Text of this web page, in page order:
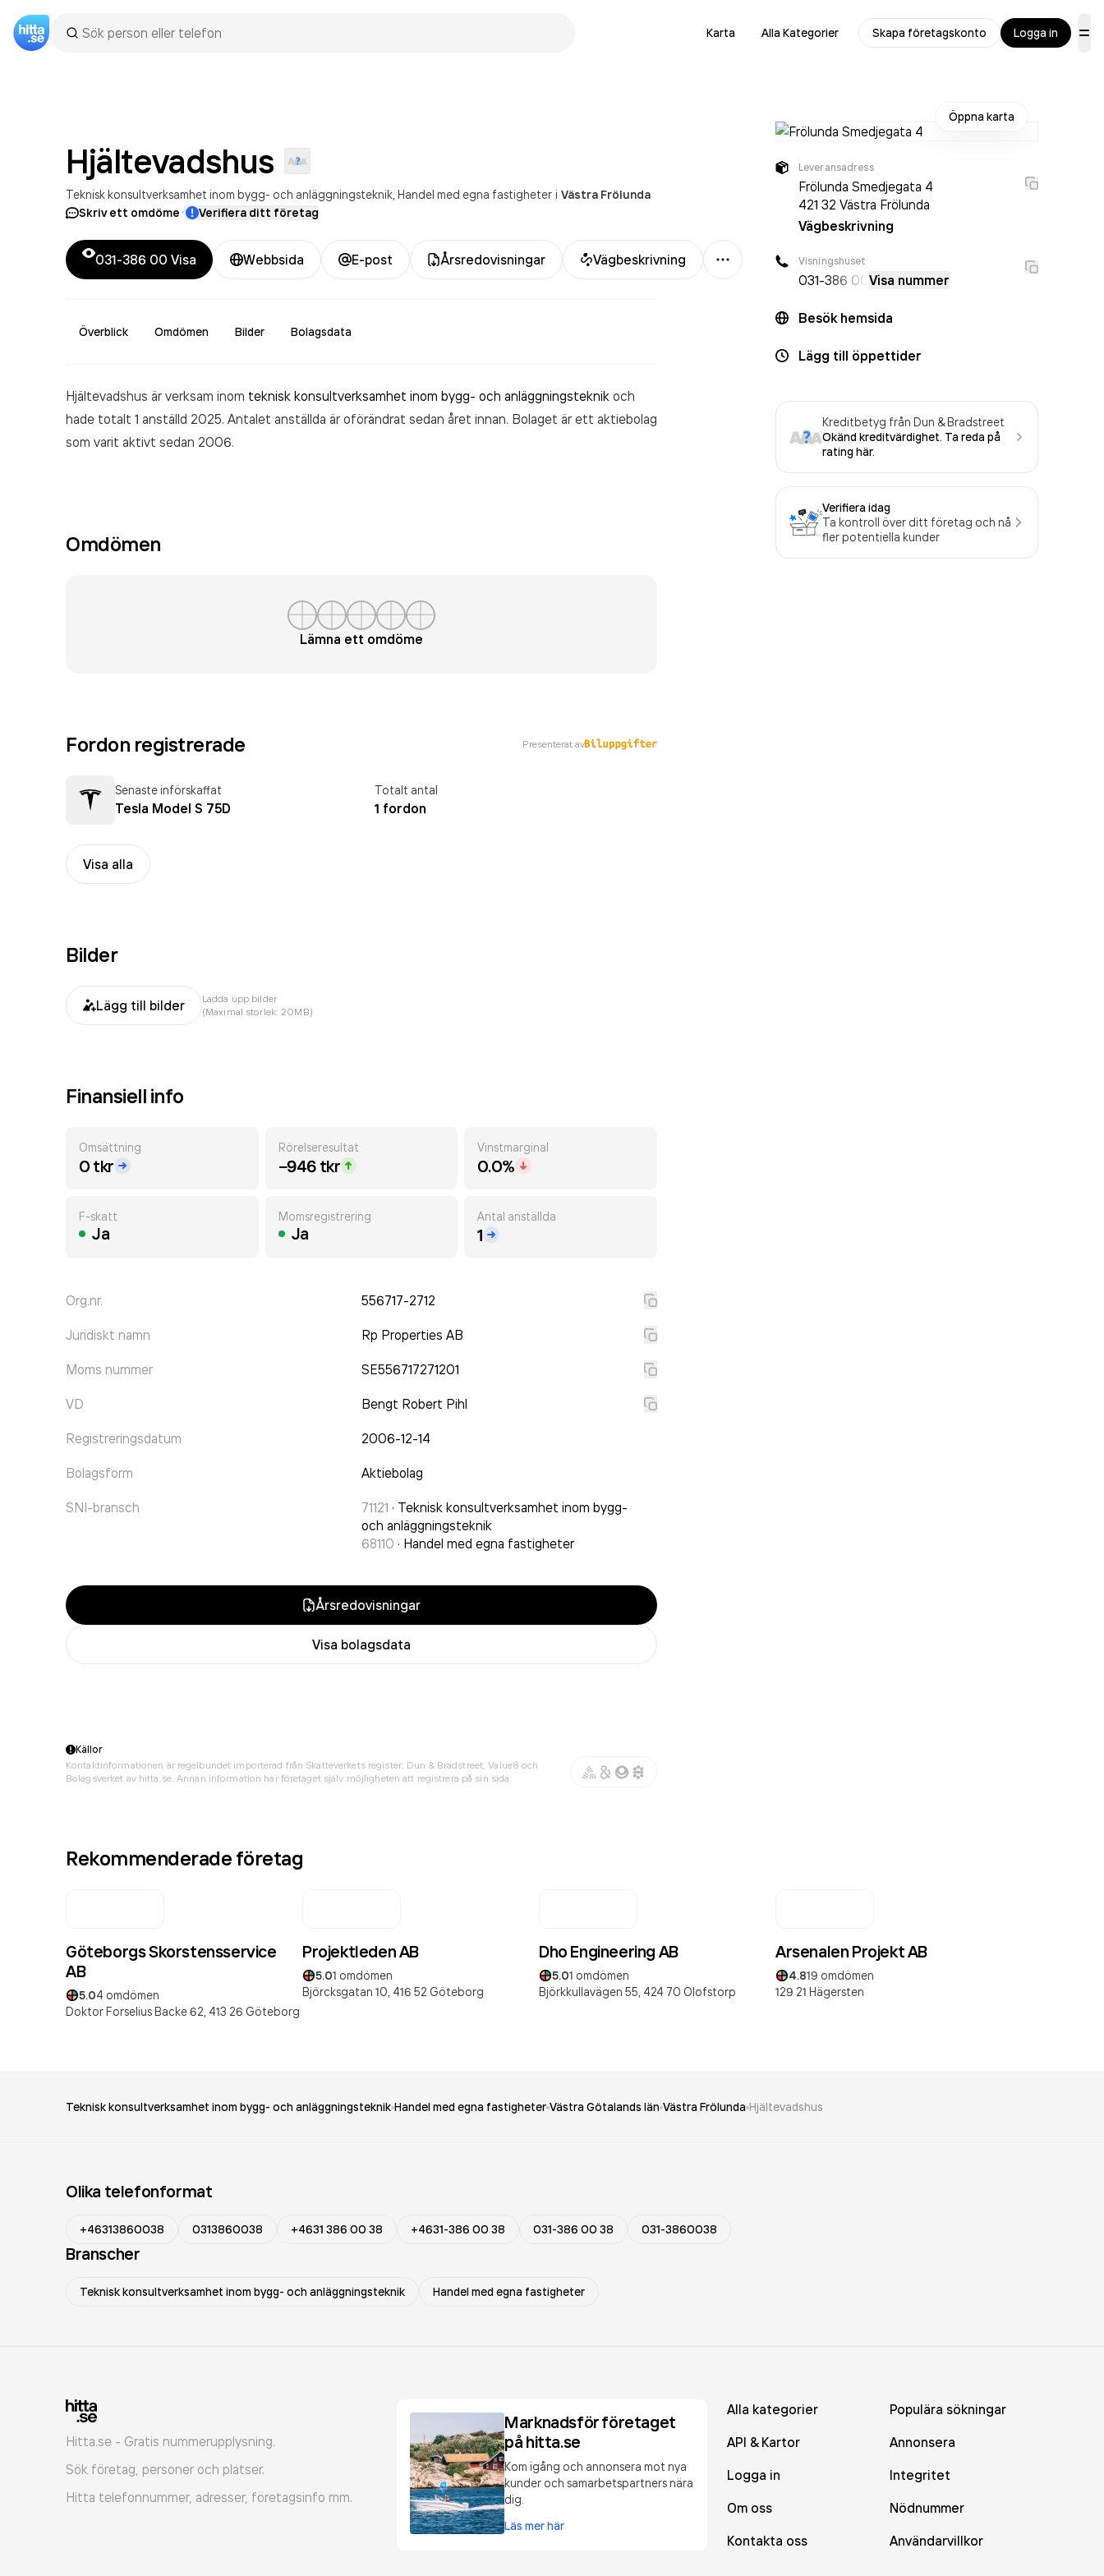
Karta Alla Kategorier Skapa företagskonto Logga in
Hjältevadshus
Teknisk konsultverksamhet inom bygg- och anläggningsteknik Handel med egna fastigheter i Västra Frölunda
Skriv ett omdöme· Verifiera ditt företag
031-386 00 Visa Webbsida E-post Årsredovisningar Vägbeskrivning
Mer
Överblick Omdömen Bilder Bolagsdata
Hjältevadshus är verksam inom teknisk konsultverksamhet inom bygg- och anläggningsteknik och
hade totalt 1 anställd 2025. Antalet anställda är oförändrat sedan året innan. Bolaget är ett aktiebolag
som varit aktivt sedan 2006.
Omdömen
Lämna ett omdöme
Fordon registrerade Presenterat av
Senaste införskaffat
Tesla Model S 75D
Totalt antal
1 fordon
Visa alla
Bilder
Lägg till bilder
Ladda upp bilder
(Maximal storlek: 20MB)
Finansiell info
Omsättning
0 tkr
Rörelseresultat
−946 tkr
Vinstmarginal
0.0%
F-skatt
Ja
Momsregistrering
Ja
Antal anställda
1
Org.nr. 556717-2712
Juridiskt namn Rp Properties AB
Moms nummer SE556717271201
VD Bengt Robert Pihl
Registreringsdatum 2006-12-14
Bolagsform Aktiebolag
SNI-bransch 71121 · Teknisk konsultverksamhet inom bygg-
och anläggningsteknik
68110 · Handel med egna fastigheter
Årsredovisningar
Visa bolagsdata
Öppna karta
Leveransadress
Frölunda Smedjegata 4
421 32 Västra Frölunda
Vägbeskrivning
Visningshuset
031-386 00 Visa nummer
Besök hemsida
Lägg till öppettider
Kreditbetyg från Dun & Bradstreet
Okänd kreditvärdighet. Ta reda på
rating här.
Verifiera idag
Ta kontroll över ditt företag och nå
fler potentiella kunder
Källor
Kontaktinformationen är regelbundet importerad från Skatteverkets register, Dun & Bradstreet, Value8 och
Bolagsverket av hitta.se. Annan information har företaget själv möjligheten att registrera på sin sida.
Rekommenderade företag
Göteborgs Skorstensservice
AB
5.04 omdömen
Doktor Forselius Backe 62, 413 26 Göteborg
Projektleden AB
5.01 omdömen
Björcksgatan 10, 416 52 Göteborg
Dho Engineering AB
5.01 omdömen
Björkkullavägen 55, 424 70 Olofstorp
Arsenalen Projekt AB
4.819 omdömen
129 21 Hägersten
Teknisk konsultverksamhet inom bygg- och anläggningsteknik Handel med egna fastigheter Västra Götalands län Västra Frölunda Hjältevadshus
Olika telefonformat
+46313860038 0313860038 +4631 386 00 38 +4631-386 00 38 031-386 00 38 031-3860038
Branscher
Teknisk konsultverksamhet inom bygg- och anläggningsteknik Handel med egna fastigheter
Hitta.se - Gratis nummerupplysning.
Sök företag, personer och platser.
Hitta telefonnummer, adresser, företagsinfo mm.
Marknadsför företaget
på hitta.se
Kom igång och annonsera mot nya
kunder och samarbetspartners nära
dig.
Läs mer här
Alla kategorier
Populära sökningar
API & Kartor
Annonsera
Logga in
Integritet
Om oss
Nödnummer
Kontakta oss
Användarvillkor